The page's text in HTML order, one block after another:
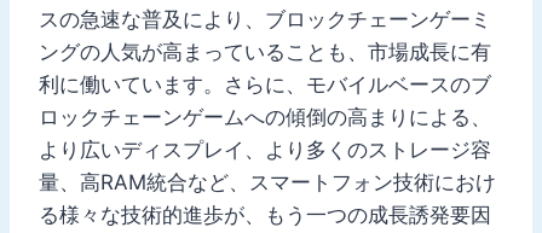
スの急速な普及により、ブロックチェーンゲーミ
ングの人気が高まっていることも、市場成長に有
利に働いています。さらに、モバイルベースのブ
ロックチェーンゲームへの傾倒の高まりによる、
より広いディスプレイ、より多くのストレージ容
量、高RAM統合など、スマートフォン技術におけ
る様々な技術的進歩が、もう一つの成長誘発要因